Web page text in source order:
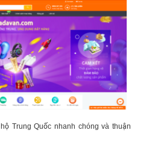
Trung Quốc nhanh chóng và thuận